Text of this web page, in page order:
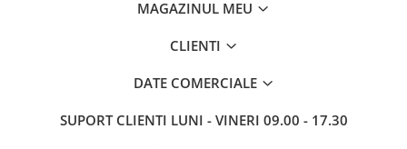
MAGAZINUL MEU
CLIENTI
DATE COMERCIALE
SUPORT CLIENTI LUNI - VINERI 09.00 - 17.30